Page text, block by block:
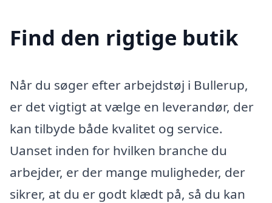
Find den rigtige butik
Når du søger efter arbejdstøj i Bullerup,
er det vigtigt at vælge en leverandør, der
kan tilbyde både kvalitet og service.
Uanset inden for hvilken branche du
arbejder, er der mange muligheder, der
sikrer, at du er godt klædt på, så du kan